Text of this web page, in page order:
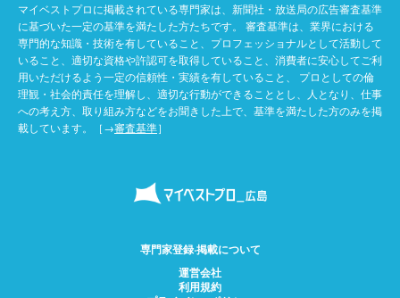
マイベストプロに掲載されている専門家は、新聞社・放送局の広告審査基準
に基づいた一定の基準を満たした方たちです。 審査基準は、業界における
専門的な知識・技術を有していること、プロフェッショナルとして活動して
いること、適切な資格や許認可を取得していること、消費者に安心してご利
用いただけるよう一定の信頼性・実績を有していること、 プロとしての倫
理観・社会的責任を理解し、適切な行動ができることとし、人となり、仕事
への考え方、取り組み方などをお聞きした上で、基準を満たした方のみを掲
載しています。［→審査基準］
専門家登録·掲載について
運営会社
利用規約